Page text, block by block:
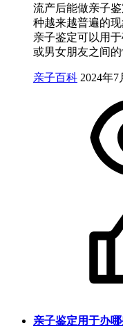
流产后能做亲子
种越来越普遍的
亲子鉴定可以用
或男女朋友之间
亲子百科 2024年7
亲子鉴定用于办